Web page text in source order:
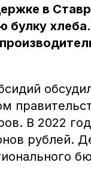
в
булку
В 2022
рублей.